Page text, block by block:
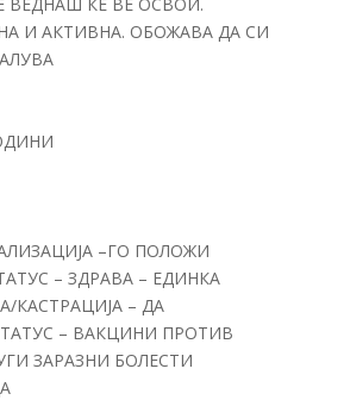
И АКТИВНА. ОБОЖАВА ДА СИ
–ГО ПОЛОЖИ
– ЗДРАВА – ЕДИНКА
КАСТРАЦИЈА – ДА
– ВАКЦИНИ ПРОТИВ
ЗАРАЗНИ БОЛЕСТИ